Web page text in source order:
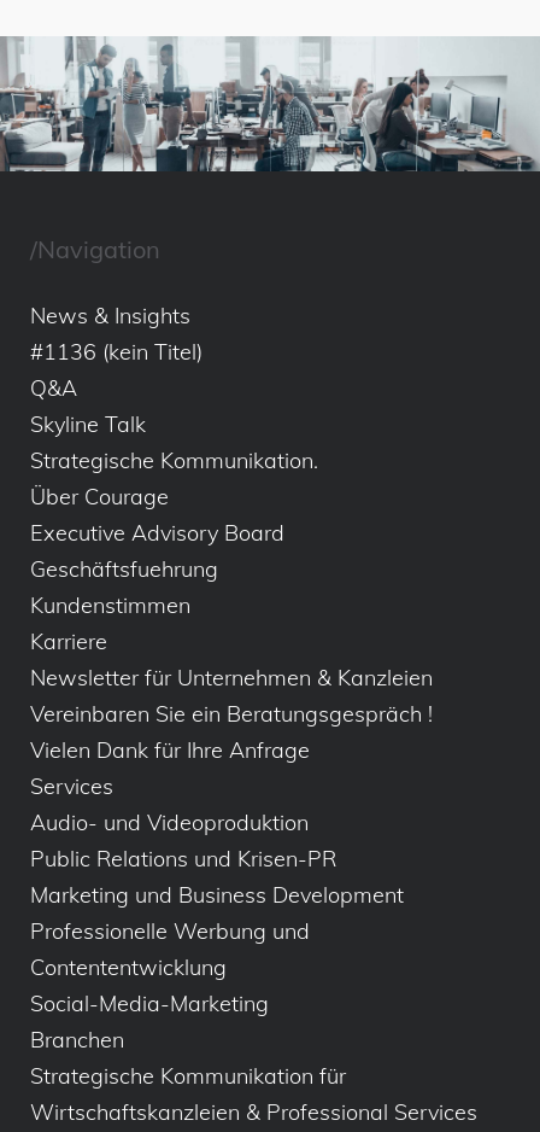
/Navigation
News & Insights
#1136 (kein Titel)
Q&A
Skyline Talk
Strategische Kommunikation.
Über Courage
Executive Advisory Board
Geschäftsfuehrung
Kundenstimmen
Karriere
Newsletter für Unternehmen & Kanzleien
Vereinbaren Sie ein Beratungsgespräch !
Vielen Dank für Ihre Anfrage
Services
Audio- und Videoproduktion
Public Relations und Krisen-PR
Marketing und Business Development
Professionelle Werbung und
Contententwicklung
Social-Media-Marketing
Branchen
Strategische Kommunikation für
Wirtschaftskanzleien & Professional Services